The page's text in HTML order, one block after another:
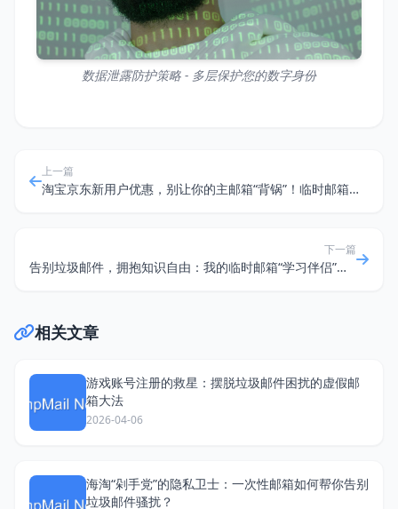
数据泄露防护策略 - 多层保护您的数字身份
上一篇
淘宝京东新用户优惠，别让你的主邮箱“背锅”！临时邮箱省钱大法
下一篇
告别垃圾邮件，拥抱知识自由：我的临时邮箱“学习伴侣”秘籍（2026版）
相关文章
游戏账号注册的救星：摆脱垃圾邮件困扰的虚假邮
箱大法
2026-04-06
海淘“剁手党”的隐私卫士：一次性邮箱如何帮你告别
垃圾邮件骚扰？